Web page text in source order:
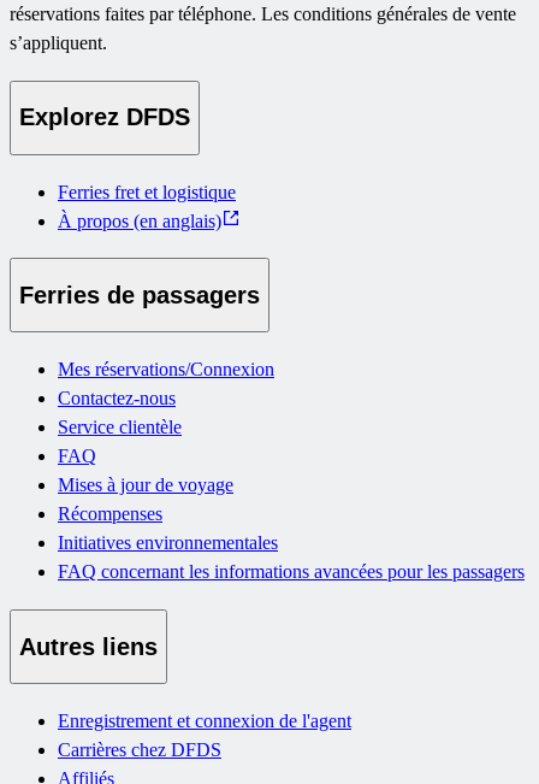
réservations faites par téléphone. Les conditions générales de vente
s’appliquent.
Explorez DFDS
Ferries fret et logistique
À propos (en anglais)
Ferries de passagers
Mes réservations/Connexion
Contactez-nous
Service clientèle
FAQ
Mises à jour de voyage
Récompenses
Initiatives environnementales
FAQ concernant les informations avancées pour les passagers
Autres liens
Enregistrement et connexion de l'agent
Carrières chez DFDS
Affiliés